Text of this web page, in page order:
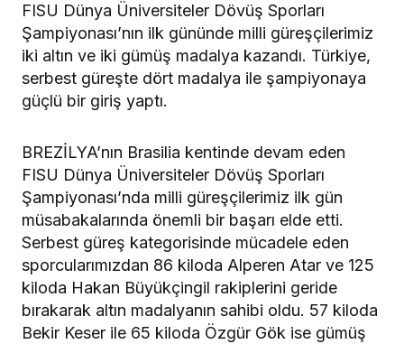
FISU Dünya Üniversiteler Dövüş Sporları
Şampiyonası’nın ilk gününde milli güreşçilerimiz
iki altın ve iki gümüş madalya kazandı. Türkiye,
serbest güreşte dört madalya ile şampiyonaya
güçlü bir giriş yaptı.
BREZİLYA’nın Brasilia kentinde devam eden
FISU Dünya Üniversiteler Dövüş Sporları
Şampiyonası’nda milli güreşçilerimiz ilk gün
müsabakalarında önemli bir başarı elde etti.
Serbest güreş kategorisinde mücadele eden
sporcularımızdan 86 kiloda Alperen Atar ve 125
kiloda Hakan Büyükçingil rakiplerini geride
bırakarak altın madalyanın sahibi oldu. 57 kiloda
Bekir Keser ile 65 kiloda Özgür Gök ise gümüş